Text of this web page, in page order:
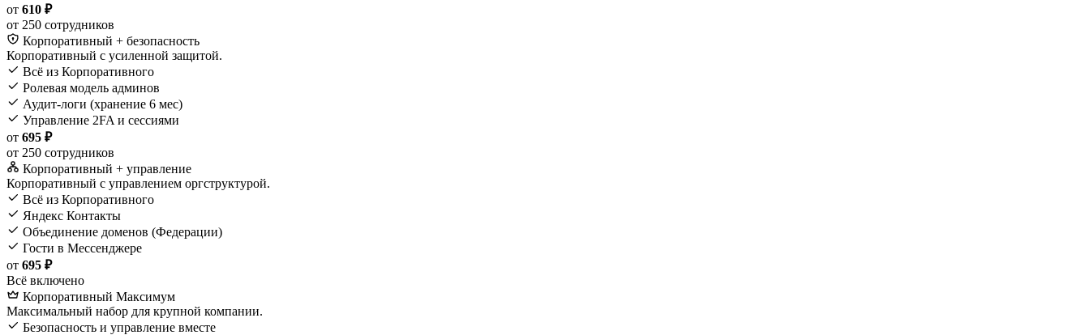
от 610 ₽
от 250 сотрудников
Корпоративный + безопасность
Корпоративный с усиленной защитой.
Всё из Корпоративного
Ролевая модель админов
Аудит-логи (хранение 6 мес)
Управление 2FA и сессиями
от 695 ₽
от 250 сотрудников
Корпоративный + управление
Корпоративный с управлением оргструктурой.
Всё из Корпоративного
Яндекс Контакты
Объединение доменов (Федерации)
Гости в Мессенджере
от 695 ₽
Всё включено
Корпоративный Максимум
Максимальный набор для крупной компании.
Безопасность и управление вместе